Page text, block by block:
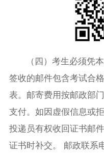
（四）考生必须凭
签收的邮件包含考试合
表。邮寄费用按邮政部
支付。如因虚假信息或
投递员有权收回证书邮
证书时补交。 邮政联系